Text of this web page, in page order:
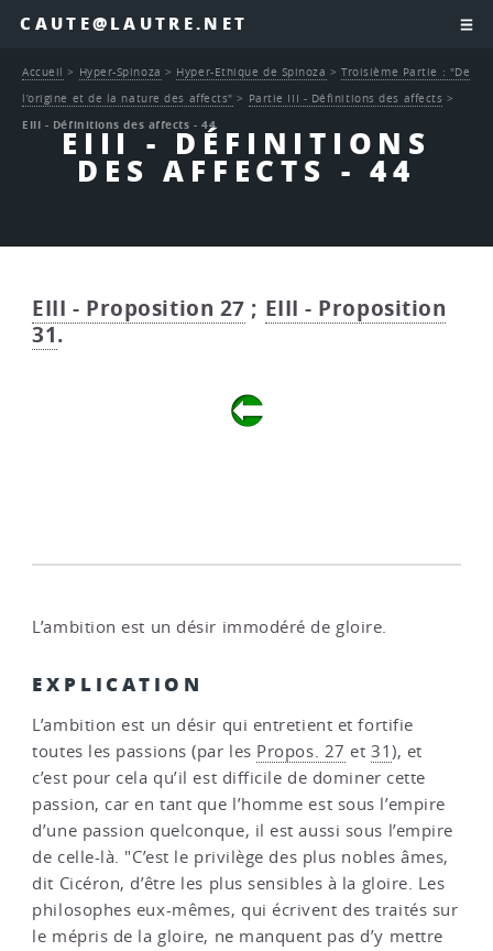
CAUTE@LAUTRE.NET
EIII - DÉFINITIONS
DES AFFECTS - 44
Accueil > Hyper-Spinoza > Hyper-Ethique de Spinoza >Troisième Partie : "De
l’origine et de la nature des affects" > Partie III - Définitions des affects >
EIII - Définitions des affects - 44
EIII - Proposition 27 ; EIII - Proposition
31.
L’ambition est un désir immodéré de gloire.
EXPLICATION
L’ambition est un désir qui entretient et fortifie
toutes les passions (par les Propos. 27 et 31), et
c’est pour cela qu’il est difficile de dominer cette
passion, car en tant que l’homme est sous l’empire
d’une passion quelconque, il est aussi sous l’empire
de celle-là. "C’est le privilège des plus nobles âmes,
dit Cicéron, d’être les plus sensibles à la gloire. Les
philosophes eux-mêmes, qui écrivent des traités sur
le mépris de la gloire, ne manquent pas d’y mettre